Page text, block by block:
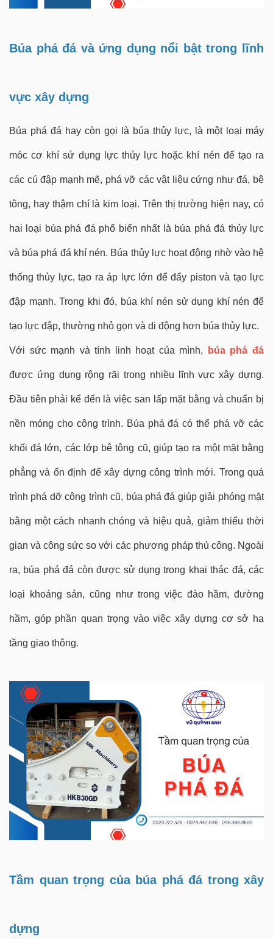
Búa phá đá và ứng dụng nổi bật trong lĩnh
vực xây dựng
Búa phá đá hay còn gọi là búa thủy lực, là một loại máy
móc cơ khí sử dụng lực thủy lực hoặc khí nén để tạo ra
các cú đập mạnh mẽ, phá vỡ các vật liệu cứng như đá, bê
tông, hay thậm chí là kim loại. Trên thị trường hiện nay, có
hai loại búa phá đá phổ biến nhất là búa phá đá thủy lực
và búa phá đá khí nén. Búa thủy lực hoạt động nhờ vào hệ
thống thủy lực, tạo ra áp lực lớn để đẩy piston và tạo lực
đập mạnh. Trong khi đó, búa khí nén sử dụng khí nén để
tạo lực đập, thường nhỏ gọn và di động hơn búa thủy lực.
Với sức mạnh và tính linh hoạt của mình, búa phá đá
được ứng dụng rộng rãi trong nhiều lĩnh vực xây dựng.
Đầu tiên phải kể đến là việc san lấp mặt bằng và chuẩn bị
nền móng cho công trình. Búa phá đá có thể phá vỡ các
khối đá lớn, các lớp bê tông cũ, giúp tạo ra một mặt bằng
phẳng và ổn định để xây dựng công trình mới. Trong quá
trình phá dỡ công trình cũ, búa phá đá giúp giải phóng mặt
bằng một cách nhanh chóng và hiệu quả, giảm thiểu thời
gian và công sức so với các phương pháp thủ công. Ngoài
ra, búa phá đá còn được sử dụng trong khai thác đá, các
loại khoáng sản, cũng như trong việc đào hầm, đường
hầm, góp phần quan trọng vào việc xây dựng cơ sở hạ
tầng giao thông.
Tầm quan trọng của búa phá đá trong xây
dựng